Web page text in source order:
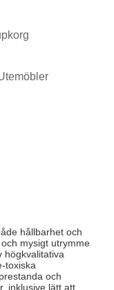
hållbarhet och
mysigt utrymme
högkvalitativa
toxiska
och
inklusive lätt att